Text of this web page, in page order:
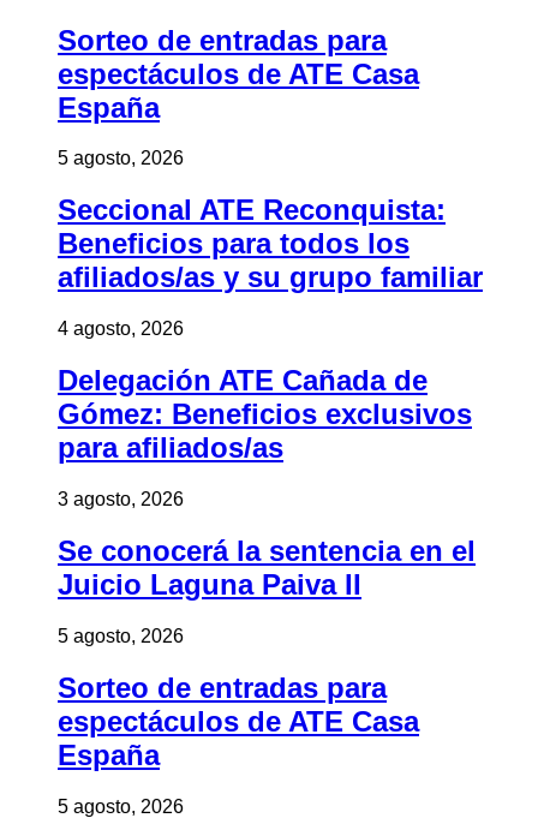
Sorteo de entradas para
espectáculos de ATE Casa
España
5 agosto, 2026
Seccional ATE Reconquista:
Beneficios para todos los
afiliados/as y su grupo familiar
4 agosto, 2026
Delegación ATE Cañada de
Gómez: Beneficios exclusivos
para afiliados/as
3 agosto, 2026
Se conocerá la sentencia en el
Juicio Laguna Paiva II
5 agosto, 2026
Sorteo de entradas para
espectáculos de ATE Casa
España
5 agosto, 2026